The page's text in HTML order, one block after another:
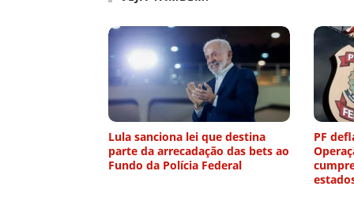
Lula sanciona lei que destina
parte da arrecadação das bets ao
Fundo da Polícia Federal
PF